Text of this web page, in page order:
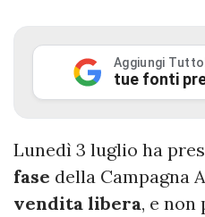
Aggiungi
tue fonti
Lunedì 3 luglio ha
fase della Campagna
vendita libera, e non